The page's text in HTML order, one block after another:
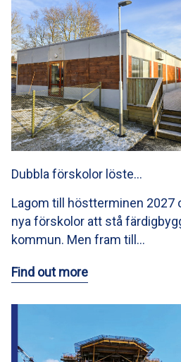
Dubbla förskolor löste…
Lagom till höstterminen 2027
nya förskolor att stå
kommun. Men fram till…
Find out more